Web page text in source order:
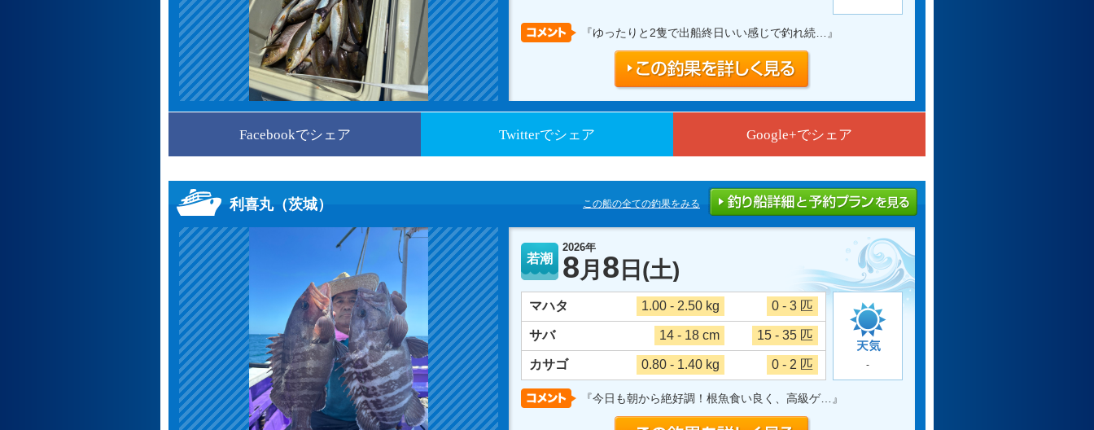
『ゆったりと2隻で出船終日いい感じで釣れ続… 』
Facebookでシェア Twitterでシェア Google+でシェア
利喜丸（茨城） この船の全ての釣果をみる
若潮
2026年
8月 8 日 (土)
マハタ 1.00 - 2.50 kg 0 - 3 匹
サバ 14 - 18 cm 15 - 35 匹
カサゴ 0.80 - 1.40 kg 0 - 2 匹 -
『今日も朝から絶好調！根魚食い良く、高級ゲ… 』